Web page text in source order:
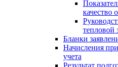
качество
тепловой
Бланки
Начисления
учета